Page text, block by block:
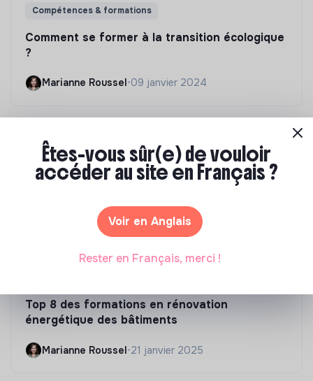
Compétences & formations
Comment se former à la transition écologique
?
Marianne Roussel•09 janvier 2024
Top 8 des formations en rénovation
énergétique des bâtiments
Marianne Roussel•21 janvier 2025
Êtes-vous sûr(e) de vouloir
accéder au site en Français ?
Voir en Anglais
Rester en Français, merci !